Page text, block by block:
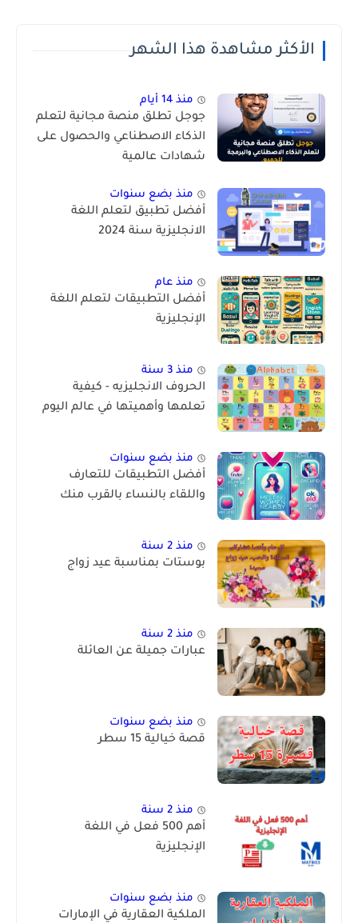
الأكثر مشاهدة هذا الشهر
منذ 14 أيام
جوجل تطلق منصة مجانية لتعلم
الذكاء الاصطناعي والحصول على
شهادات عالمية
منذ بضع سنوات
أفضل تطبيق لتعلم اللغة
الانجليزية سنة 2024
منذ عام
أفضل التطبيقات لتعلم اللغة
الإنجليزية
منذ 3 سنة
الحروف الانجليزيه - كيفية
تعلمها وأهميتها في عالم اليوم
منذ بضع سنوات
أفضل التطبيقات للتعارف
واللقاء بالنساء بالقرب منك
منذ 2 سنة
بوستات بمناسبة عيد زواج
منذ 2 سنة
عبارات جميلة عن العائلة
منذ بضع سنوات
قصة خيالية 15 سطر
منذ 2 سنة
أهم 500 فعل في اللغة
الإنجليزية
منذ بضع سنوات
الملكية العقارية في الإمارات